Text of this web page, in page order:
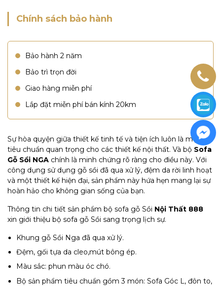
Chính sách bảo hành
Bảo hành 2 năm
Bảo trì trọn đời
Giao hàng miễn phí
Lắp đặt miễn phí bán kính 20km
Sự hòa quyện giữa thiết kế tinh tế và tiện ích luôn là một
tiêu chuẩn quan trọng cho các thiết kế nội thất. Và bộ Sofa
Gỗ Sồi NGA chính là minh chứng rõ ràng cho điều này. Với
công dụng sử dụng gỗ sồi đã qua xử lý, đệm da rời linh hoạt
và một thiết kế hiện đại, sản phẩm này hứa hẹn mang lại sự
hoàn hảo cho không gian sống của bạn.
Thông tin chi tiết sản phẩm bộ sofa gỗ Sồi Nội Thất 888
xin giới thiệu bộ sofa gỗ Sồi sang trọng lịch sự.
Khung gỗ Sồi Nga đã qua xử lý.
Đệm, gối tựa da cleo,mút bông ép.
Màu sắc: phun màu óc chó.
Bộ sản phẩm tiêu chuẩn gồm 3 món: Sofa Góc L, đôn to,